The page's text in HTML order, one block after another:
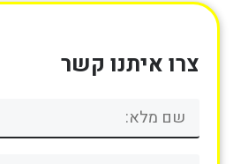
צרו איתנו קשר